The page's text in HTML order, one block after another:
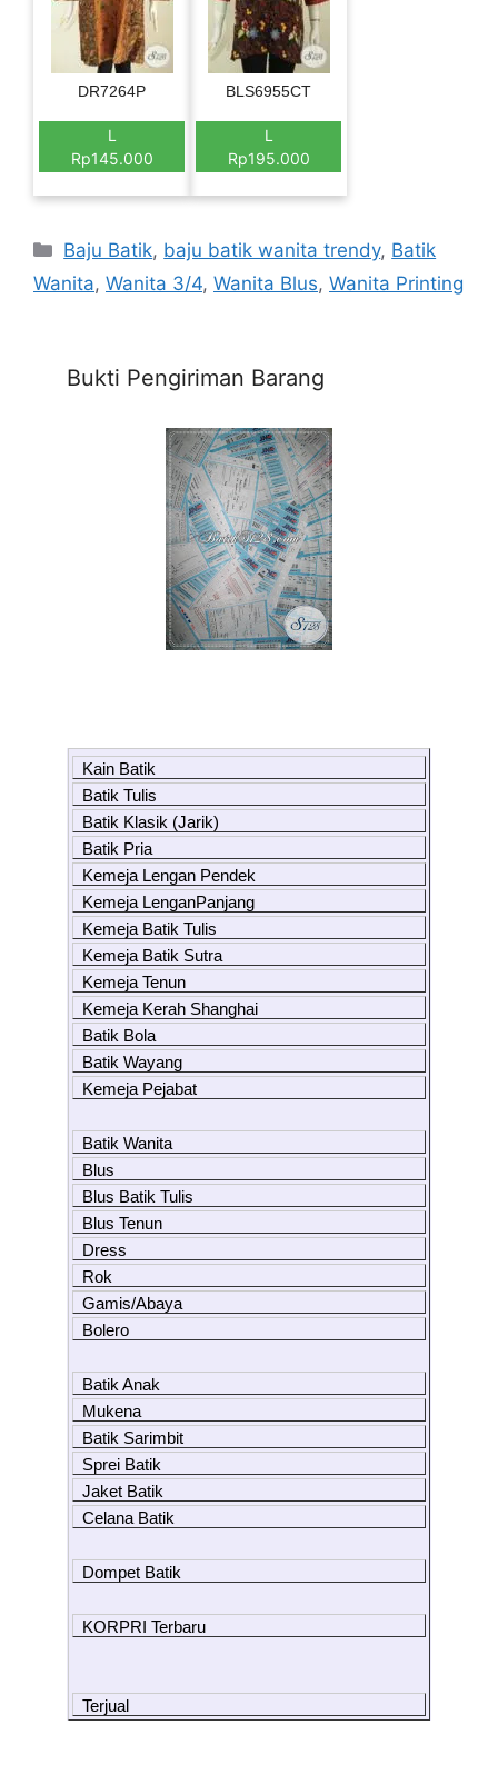
DR7264P
L
Rp145.000
BLS6955CT
L
Rp195.000
Categories
Baju Batik, baju batik wanita trendy, Batik
Wanita, Wanita 3/4, Wanita Blus, Wanita Printing
Bukti Pengiriman Barang
Kain Batik
Batik Tulis
Batik Klasik (Jarik)
Batik Pria
Kemeja Lengan Pendek
Kemeja LenganPanjang
Kemeja Batik Tulis
Kemeja Batik Sutra
Kemeja Tenun
Kemeja Kerah Shanghai
Batik Bola
Batik Wayang
Kemeja Pejabat
Batik Wanita
Blus
Blus Batik Tulis
Blus Tenun
Dress
Rok
Gamis/Abaya
Bolero
Batik Anak
Mukena
Batik Sarimbit
Sprei Batik
Jaket Batik
Celana Batik
Dompet Batik
KORPRI Terbaru
Terjual